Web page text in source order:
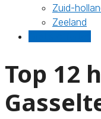
Zuid-
Zeeland
Top 12